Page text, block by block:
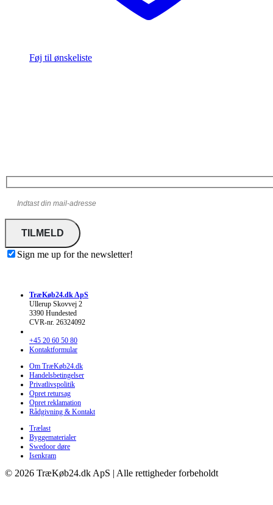
Føj til ønskeliste
Sign me up for the newsletter!
TræKøb24.dk ApS
Ullerup Skovvej 2
3390 Hundested
CVR-nr. 26324092
+45 20 60 50 80
Kontaktformular
Om TræKøb24.dk
Handelsbetingelser
Privatlivspolitik
Opret retursag
Opret reklamation
Rådgivning & Kontakt
Trælast
Byggematerialer
Swedoor døre
Isenkram
© 2026 TræKøb24.dk ApS | Alle rettigheder forbeholdt